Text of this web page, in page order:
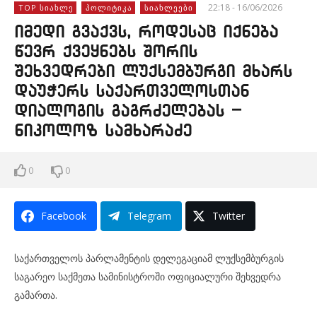
TOP ᲡᲘᲐᲮᲚᲔ ᲞᲝᲚᲘᲢᲘᲙᲐ ᲡᲘᲐᲮᲚᲔᲔᲑᲘ 22:18 - 16/06/2026
იმედი გვაქვს, როდესაც იქნება
წევრ ქვეყნებს შორის
შეხვედრები ლუქსემბურგი მხარს
დაუჭერს საქართველოსთან
დიალოგის გაგრძელებას –
ნიკოლოზ სამხარაძე
0 0
Facebook Telegram Twitter
საქართველოს პარლამენტის დელეგაციამ ლუქსემბურგის
საგარეო საქმეთა სამინისტროში ოფიციალური შეხვედრა
გამართა.